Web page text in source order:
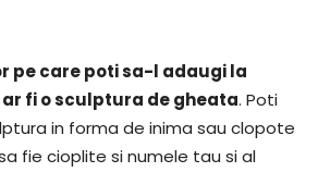
pe care poti sa-l adaugi la
fi o sculptura de gheata. Poti
in forma de inima sau clopote
fie cioplite si numele tau si al